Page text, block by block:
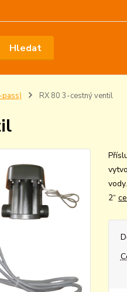
Hledat
pass) RX 80 3-cestný ventil
2“